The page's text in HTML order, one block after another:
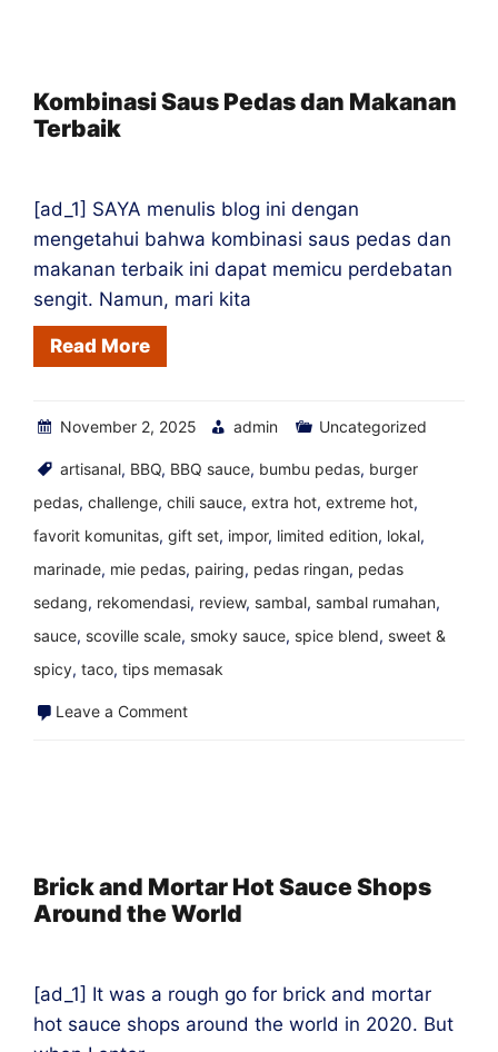
Tiram
Kombinasi Saus Pedas dan Makanan
Terbaik
[ad_1] SAYA menulis blog ini dengan
mengetahui bahwa kombinasi saus pedas dan
makanan terbaik ini dapat memicu perdebatan
sengit. Namun, mari kita
Read More
November 2, 2025 admin Uncategorized
artisanal, BBQ, BBQ sauce, bumbu pedas, burger
pedas, challenge, chili sauce, extra hot, extreme hot,
favorit komunitas, gift set, impor, limited edition, lokal,
marinade, mie pedas, pairing, pedas ringan, pedas
sedang, rekomendasi, review, sambal, sambal rumahan,
sauce, scoville scale, smoky sauce, spice blend, sweet &
spicy, taco, tips memasak
Leave a Commenton
Makanan
Terbaik
Brick and Mortar Hot Sauce Shops
Around the World
[ad_1] It was a rough go for brick and mortar
hot sauce shops around the world in 2020. But